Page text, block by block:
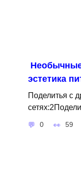
эстетика
Поделитья с
0 59